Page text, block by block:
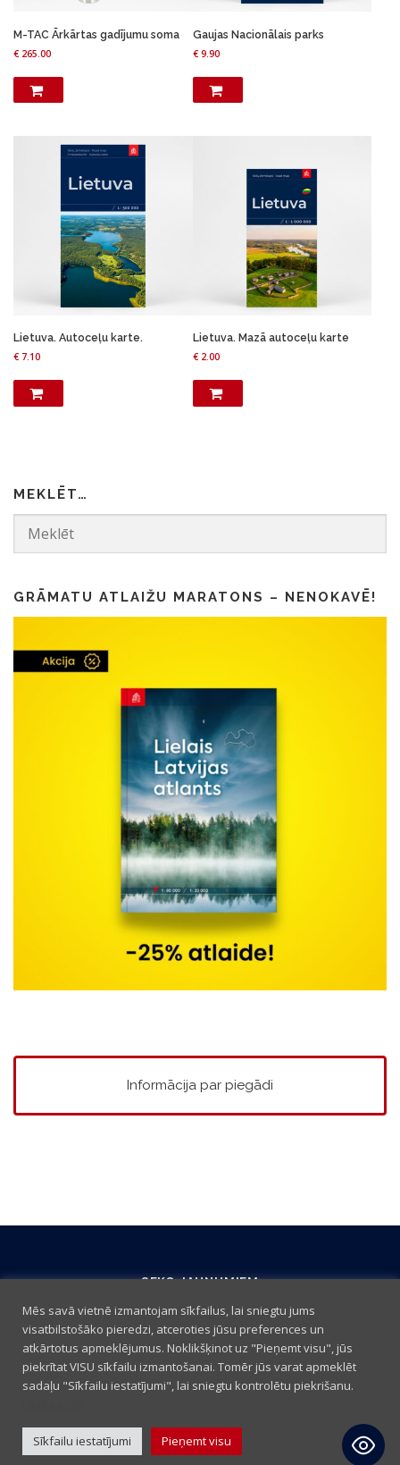
M-TAC Ārkārtas gadījumu soma
€ 265.00
Gaujas Nacionālais parks
€9.90
Lietuva. Autoceļu karte.
€ 7.10
Lietuva. Mazā autoceļu karte
€2.00
MEKLĒT…
GRĀMATU ATLAIŽU MARATONS – NENOKAVĒ!
Informācija par piegādi
SEKO JAUNUMIEM
Iepirkšanās noteikumi| Sīkdatņu politika
Mēs savā vietnē izmantojam sīkfailus, lai sniegtu jums
visatbilstošāko pieredzi, atceroties jūsu preferences un
atkārtotus apmeklējumus. Noklikšķinot uz "Pieņemt visu", jūs
piekrītat VISU sīkfailu izmantošanai. Tomēr jūs varat apmeklēt
sadaļu "Sīkfailu iestatījumi", lai sniegtu kontrolētu piekrišanu.
Sīkfailu iestatījumi Pieņemt visu